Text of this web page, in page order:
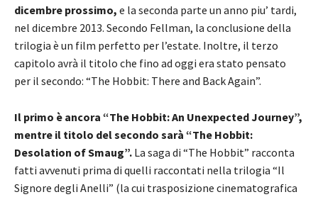
dicembre prossimo, e la seconda parte un anno piu’ tardi,
nel dicembre 2013. Secondo Fellman, la conclusione della
trilogia è un film perfetto per l’estate. Inoltre, il terzo
capitolo avrà il titolo che fino ad oggi era stato pensato
per il secondo: “The Hobbit: There and Back Again”.
Il primo è ancora “The Hobbit: An Unexpected Journey”,
mentre il titolo del secondo sarà “The Hobbit:
Desolation of Smaug”. La saga di “The Hobbit” racconta
fatti avvenuti prima di quelli raccontati nella trilogia “Il
Signore degli Anelli” (la cui trasposizione cinematografica